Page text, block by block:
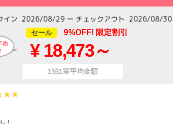
イン 2026/08/29 チェックアウト 2026/08/30
セール 9%OFF! 限定割引
¥ 18,473～
1泊1室平均金額